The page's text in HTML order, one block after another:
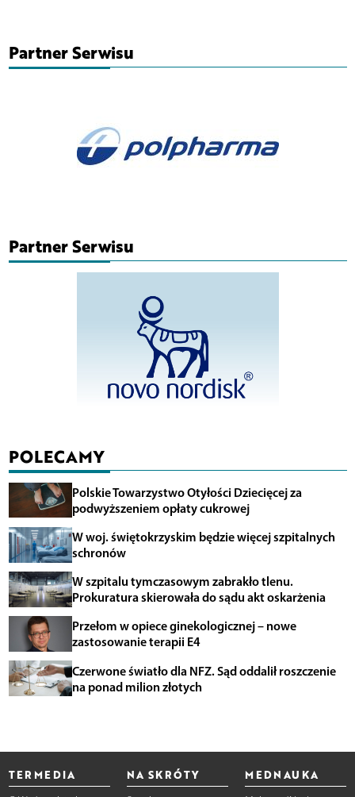
Partner Serwisu
Partner Serwisu
POLECAMY
Polskie Towarzystwo Otyłości Dziecięcej za
podwyższeniem opłaty cukrowej
W woj. świętokrzyskim będzie więcej szpitalnych
schronów
W szpitalu tymczasowym zabrakło tlenu.
Prokuratura skierowała do sądu akt oskarżenia
Przełom w opiece ginekologicznej – nowe
zastosowanie terapii E4
Czerwone światło dla NFZ. Sąd oddalił roszczenie
na ponad milion złotych
TERMEDIA NA SKRÓTY MEDNAUKA